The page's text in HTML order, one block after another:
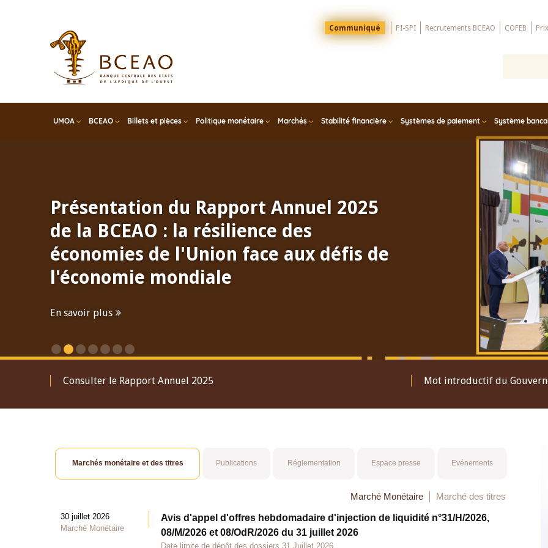
Menu
Top
Communiqué PI-SPI Recrutements BCEAO COFEB
UMOA BCEAO Billets et pièces Politique monétaire Marchés Stabilité financière Systèmes de paiement Système
Présentation du Rapport Annuel 2025
de la BCEAO : la résilience des
économies de l'Union face aux défis de
l'économie mondiale
En savoir plus
Consulter le Rapport Annuel 2025 Mot introductif du
Marchés monétaire et des titres Publications Réglementation Espace presse Evénements
Marché Monétaire Marché des titres
30 juillet 2026
Marché Monétaire
Avis d'appel d'offres hebdomadaire d'injection de liquidité n°31/H/2026,
08/M/2026 et 08/OdR/2026 du 31 juillet 2026
Date limite de dépôt des dossiers 31 Juillet 2026